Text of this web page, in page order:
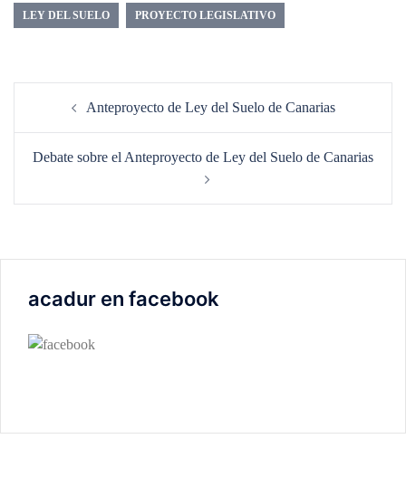
LEY DEL SUELO PROYECTO LEGISLATIVO
Anteproyecto de Ley del Suelo de Canarias
Debate sobre el Anteproyecto de Ley del Suelo de Canarias
acadur en facebook